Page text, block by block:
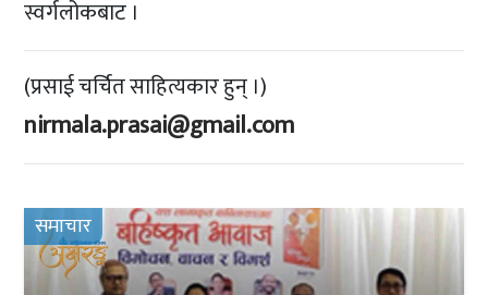
स्वर्गलोकबाट ।
(प्रसाई चर्चित साहित्यकार हुन् ।)
nirmala.prasai@gmail.com
समाचार